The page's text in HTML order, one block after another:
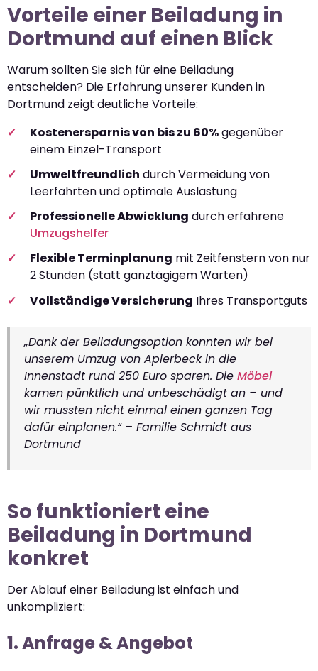
Vorteile einer Beiladung in
Dortmund auf einen Blick
Warum sollten Sie sich für eine Beiladung
entscheiden? Die Erfahrung unserer Kunden in
Dortmund zeigt deutliche Vorteile:
Kostenersparnis von bis zu 60%gegenüber
einem Einzel-Transport
Umweltfreundlich durch Vermeidung von
Leerfahrten und optimale Auslastung
Professionelle Abwicklung durch erfahrene
Umzugshelfer
Flexible Terminplanung mit Zeitfenstern von nur
2 Stunden (statt ganztägigem Warten)
Vollständige Versicherung Ihres Transportguts
„Dank der Beiladungsoption konnten wir bei
unserem Umzug von Aplerbeck in die
Innenstadt rund 250 Euro sparen. Die Möbel
kamen pünktlich und unbeschädigt an – und
wir mussten nicht einmal einen ganzen Tag
dafür einplanen.“ – Familie Schmidt aus
Dortmund
So funktioniert eine
Beiladung in Dortmund
konkret
Der Ablauf einer Beiladung ist einfach und
unkompliziert:
1. Anfrage & Angebot